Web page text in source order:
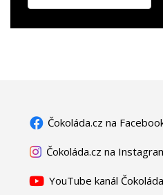
Čokoláda.cz na
Čokoláda.cz na
YouTube kanál